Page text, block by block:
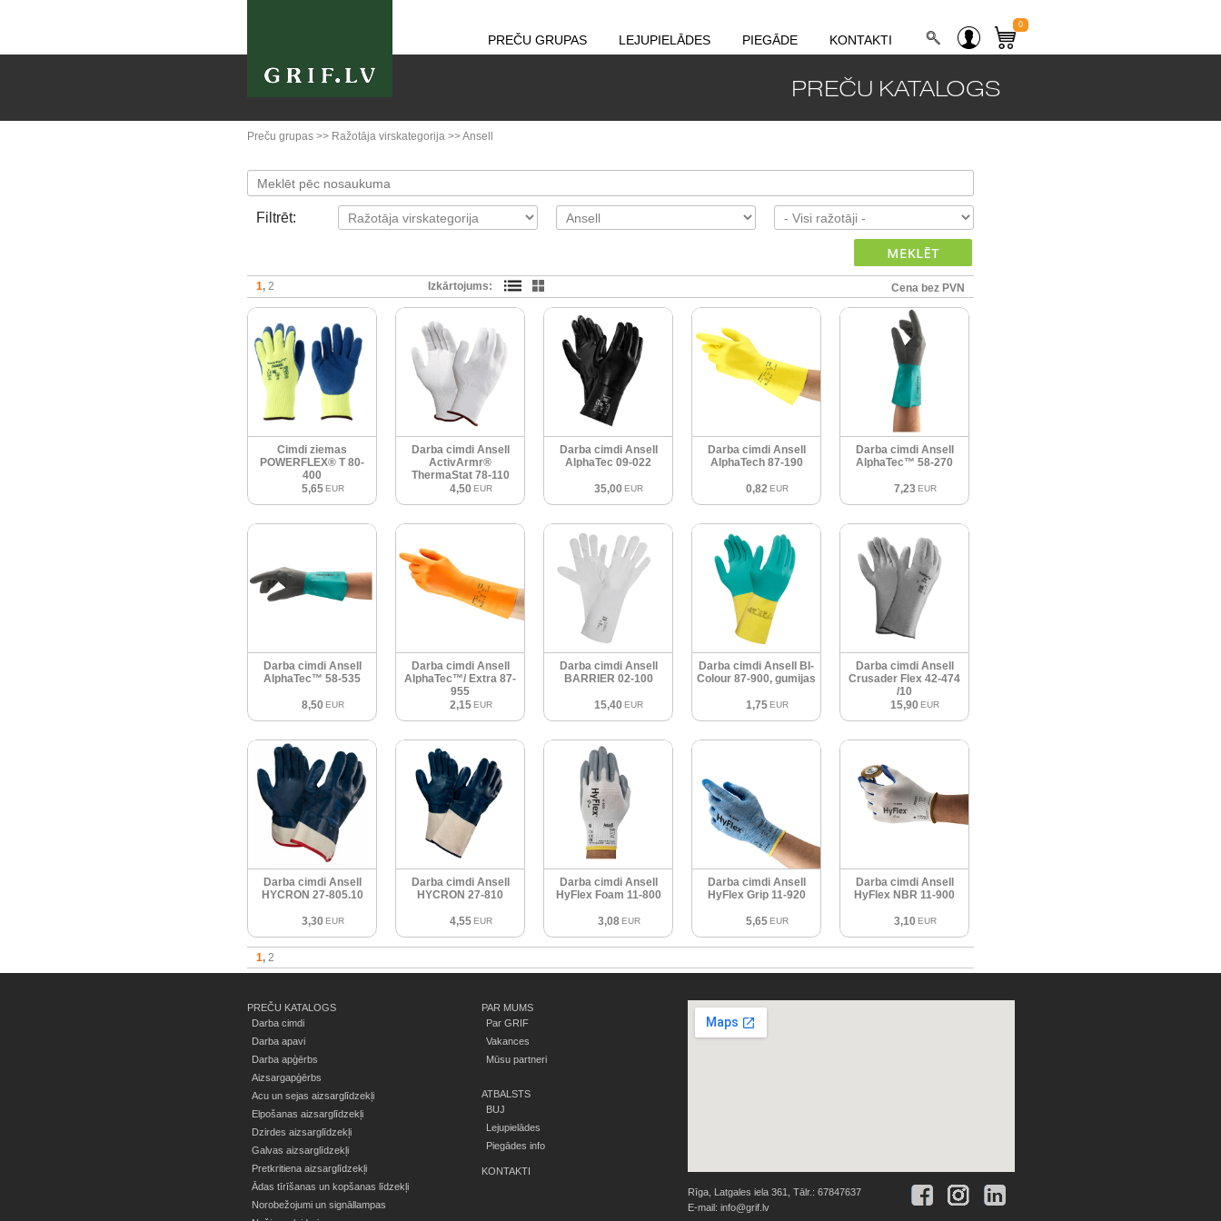
PREČU GRUPAS LEJUPIELĀDES PIEGĀDE KONTAKTI
0
PREČU KATALOGS
Preču grupas >> Ražotāja virskategorija >>Ansell
Filtrēt:
1 2 Izkārtojums:
Cimdi ziemas
POWERFLEX® T 80-
400
5,65 EUR
Darba cimdi Ansell
ActivArmr®
ThermaStat 78-110
4,50 EUR
Darba cimdi Ansell
AlphaTec 09-022
35,00 EUR
Darba cimdi Ansell
AlphaTech 87-190
0,82 EUR
Darba cimdi Ansell
AlphaTec™ 58-270
7,23 EUR
Darba cimdi Ansell
AlphaTec™ 58-535
8,50 EUR
Darba cimdi Ansell
AlphaTec™/ Extra 87-
955
2,15 EUR
Darba cimdi Ansell
BARRIER 02-100
15,40 EUR
Darba cimdi Ansell BI-
Colour 87-900, gumijas
1,75 EUR
Darba cimdi Ansell
Crusader Flex 42-474
/10
15,90 EUR
Darba cimdi Ansell
HYCRON 27-805.10
3,30 EUR
Darba cimdi Ansell
HYCRON 27-810
4,55 EUR
Darba cimdi Ansell
HyFlex Foam 11-800
3,08 EUR
Darba cimdi Ansell
HyFlex Grip 11-920
5,65 EUR
Darba cimdi Ansell
HyFlex NBR 11-900
3,10 EUR
1 2
PREČU KATALOGS
Darba cimdi
Darba apavi
Darba apģērbs
Aizsargapģērbs
Acu un sejas aizsarglīdzekļi
Elpošanas aizsarglīdzekļi
Dzirdes aizsarglīdzekļi
Galvas aizsarglīdzekļi
Pretkritiena aizsarglīdzekļi
Ādas tīrīšanas un kopšanas līdzekļi
Norobežojumi un signāllampas
PAR MUMS
Par GRIF
Vakances
Mūsu partneri
ATBALSTS
BUJ
Lejupielādes
Piegādes info
KONTAKTI
Rīga, Latgales iela 361, Tālr.: 67847637
E-mail: info@grif.lv